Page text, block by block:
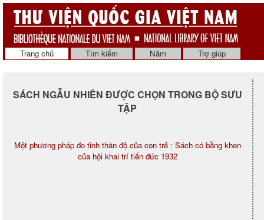
Trang chủ Tìm kiếm Năm Trợ giúp
SÁCH NGẪU NHIÊN ĐƯỢC CHỌN TRONG BỘ SƯU
TẬP
Một phương pháp đo tinh thần độ của con trẻ : Sách có bằng khen
của hội khai trí tiến đức 1932